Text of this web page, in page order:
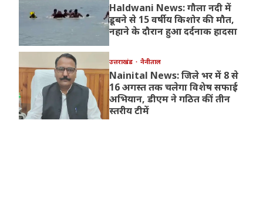
Haldwani News: गौला नदी में
डूबने से 15 वर्षीय किशोर की मौत,
नहाने के दौरान हुआ दर्दनाक हादसा
उत्तराखंड नैनीताल
Nainital News: जिले भर में 8 से
16 अगस्त तक चलेगा विशेष सफाई
अभियान, डीएम ने गठित कीं तीन
स्तरीय टीमें